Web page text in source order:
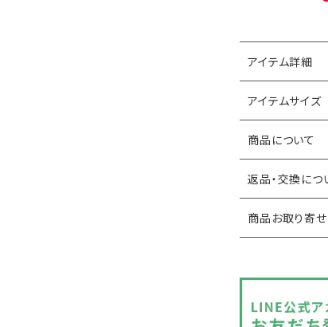
アイテム詳細
アイテムサイズ
商品について
返品・交換につ
商品お取り寄せ